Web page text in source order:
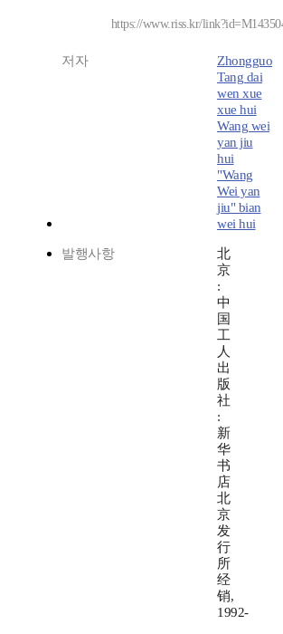
https://www.riss.kr/
저자
Zhongguo
Tang dai
wen xue
xue hui
Wang wei
yan jiu
hui
"Wang
Wei yan
jiu" bian
wei hui
발행사항
北
京
:
中
国
工
人
出
版
社
:
新
华
书
店
北
京
发
行
所
经
销,
1992-